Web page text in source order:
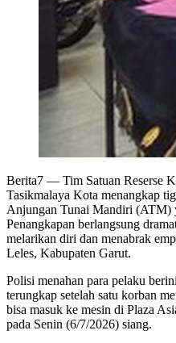
Berita7 — Tim Satuan Reserse
Tasikmalaya Kota menangkap
Anjungan Tunai Mandiri (ATM)
Penangkapan berlangsung
melarikan diri dan menabrak
Leles, Kabupaten Garut.
Polisi menahan para pelaku
terungkap setelah satu korban
bisa masuk ke mesin di Plaza
pada Senin (6/7/2026) siang.